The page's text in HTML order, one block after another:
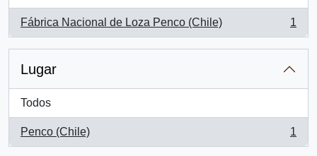
Fábrica Nacional de Loza Penco (Chile)
, 1 resultados
1
Lugar
Todos
Penco (Chile)
, 1 resultados
1